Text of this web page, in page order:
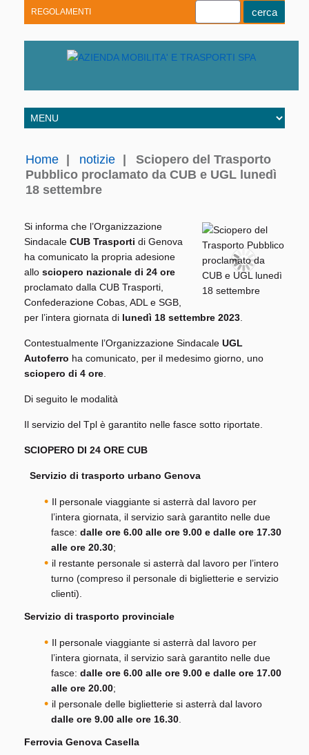
REGOLAMENTI
Home notizie
Sciopero del Trasporto
Pubblico proclamato da CUB e UGL lunedì
18 settembre
Si informa che l’Organizzazione
Sindacale CUB Trasporti di Genova
ha comunicato la propria adesione
allo sciopero nazionale di 24 ore
proclamato dalla CUB Trasporti,
Confederazione Cobas, ADL e SGB,
per l’intera giornata di lunedì 18 settembre 2023.
Contestualmente l’Organizzazione Sindacale UGL
Autoferro ha comunicato, per il medesimo giorno, uno
sciopero di 4 ore.
Di seguito le modalità
Il servizio del Tpl è garantito nelle fasce sotto riportate.
SCIOPERO DI 24 ORE CUB
Servizio di trasporto urbano Genova
Il personale viaggiante si asterrà dal lavoro per
l’intera giornata, il servizio sarà garantito nelle due
fasce: dalle ore 6.00 alle ore 9.00 e dalle ore 17.30
alle ore 20.30;
il restante personale si asterrà dal lavoro per l’intero
turno (compreso il personale di biglietterie e servizio
clienti).
Servizio di trasporto provinciale
Il personale viaggiante si asterrà dal lavoro per
l’intera giornata, il servizio sarà garantito nelle due
fasce: dalle ore 6.00 alle ore 9.00 e dalle ore 17.00
alle ore 20.00;
il personale delle biglietterie si asterrà dal lavoro
dalle ore 9.00 alle ore 16.30.
Ferrovia Genova Casella